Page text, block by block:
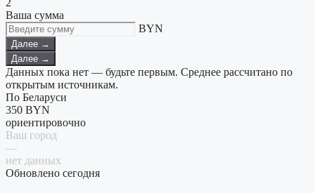
2
Ваша сумма
BYN
Далее →
Далее →
Данных пока нет — будьте первым. Среднее рассчитано по
открытым источникам.
По Беларуси
350 BYN
ориентировочно
Ваш город
—
нет данных
Обновлено сегодня